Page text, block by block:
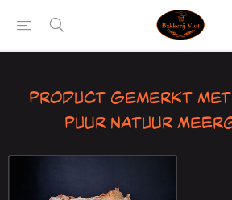
Product gemerkt
Puur Natuur